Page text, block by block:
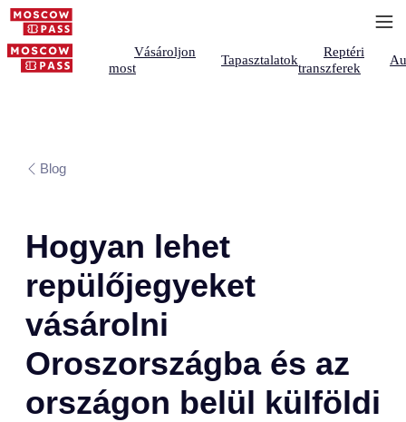
Vásároljon
most
Tapasztalatok
Reptéri
transzferek
Blog
Hogyan lehet
repülőjegyeket
vásárolni
Oroszországba és az
országon belül külföldi